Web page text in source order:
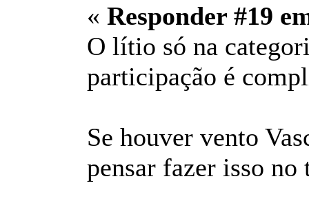
« Responder #19
O lítio só na
participação é
Se houver vento
pensar fazer isso